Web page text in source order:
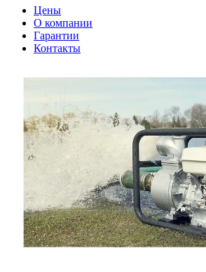
садовых измельчителей
садовых пылесосв
садовых пылесосов
снегоуборщиков
вертикуттера
вертикуттеров
виброплит
воздуходувок
воздуходувок
Цены
О компании
Гарантии
Контакты